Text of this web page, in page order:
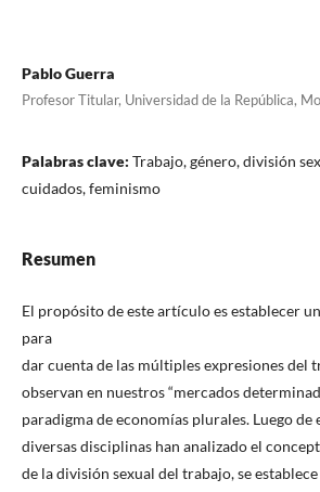
Pablo Guerra
Profesor Titular, Universidad de la República,
Palabras clave: Trabajo, género, división
cuidados, feminismo
Resumen
El propósito de este artículo es establecer
para
dar cuenta de las múltiples expresiones del
observan en nuestros “mercados
paradigma de economías plurales. Luego de
diversas disciplinas han analizado el
de la división sexual del trabajo, se